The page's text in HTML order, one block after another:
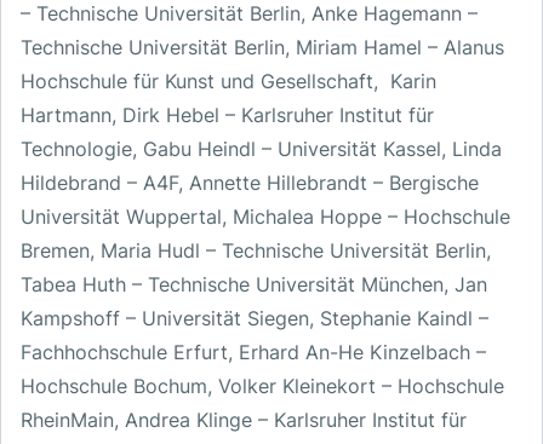
– Technische Universität Berlin, Anke Hagemann –
Technische Universität Berlin, Miriam Hamel – Alanus
Hochschule für Kunst und Gesellschaft, Karin
Hartmann, Dirk Hebel – Karlsruher Institut für
Technologie, Gabu Heindl – Universität Kassel, Linda
Hildebrand – A4F, Annette Hillebrandt – Bergische
Universität Wuppertal, Michalea Hoppe – Hochschule
Bremen, Maria Hudl – Technische Universität Berlin,
Tabea Huth – Technische Universität München, Jan
Kampshoff – Universität Siegen, Stephanie Kaindl –
Fachhochschule Erfurt, Erhard An-He Kinzelbach –
Hochschule Bochum, Volker Kleinekort – Hochschule
RheinMain, Andrea Klinge – Karlsruher Institut für